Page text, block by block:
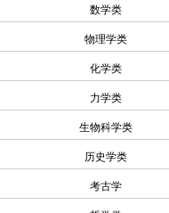
数学类
物理学类
化学类
力学类
生物科学类
历史学类
考古学